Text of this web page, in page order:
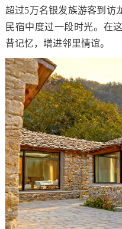
超过5万名银发族游客到访
民宿中度过一段时光。在
昔记忆，增进邻里情谊。